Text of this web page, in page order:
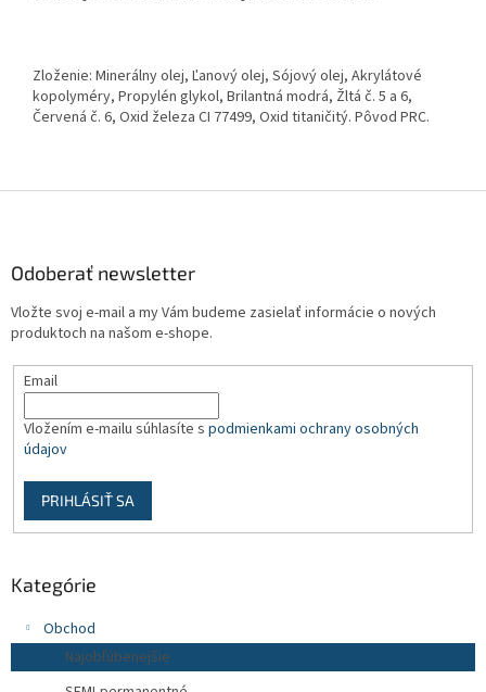
Zloženie: Minerálny olej, Ľanový olej, Sójový olej, Akrylátové
kopolyméry, Propylén glykol, Brilantná modrá, Žltá č. 5 a 6,
Červená č. 6, Oxid železa CI 77499, Oxid titaničitý. Pôvod PRC.
Odoberať newsletter
Vložte svoj e-mail a my Vám budeme zasielať informácie o nových
produktoch na našom e-shope.
Email
Vložením e-mailu súhlasíte s podmienkami ochrany osobných
údajov
PRIHLÁSIŤ SA
Kategórie
Obchod
Najobľúbenejšie